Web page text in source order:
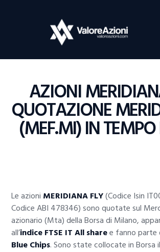
AZIONI
QUOTAZIONE
(MEF.MI) IN TEMPO
Home
Investimenti
Borsa
Guide Al Trading
Criptovalute
Le azioni MERIDIANA FLY(Codice Isin
Codice ABI 478346) sono quotate sul
azionario (Mta) della Borsa di Milano,
all’indice FTSE IT All sharee fanno parte
Blue Chips. Sono state collocate in Borsa